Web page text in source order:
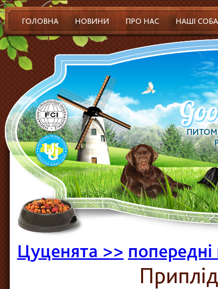
ГОЛОВНА НОВИНИ ПРО НАС НАШІ
Цуценята >>